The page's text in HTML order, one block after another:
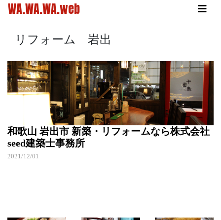
WA.WA.WA.web
リフォーム 岩出
和歌山 岩出市 新築・リフォームなら株式会社
seed建築士事務所
2021/12/01